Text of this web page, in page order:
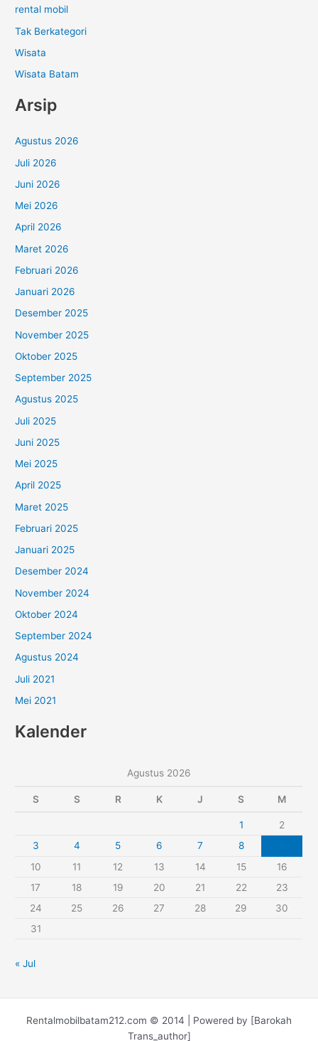
rental mobil
Tak Berkategori
Wisata
Wisata Batam
Arsip
Agustus 2026
Juli 2026
Juni 2026
Mei 2026
April 2026
Maret 2026
Februari 2026
Januari 2026
Desember 2025
November 2025
Oktober 2025
September 2025
Agustus 2025
Juli 2025
Juni 2025
Mei 2025
April 2025
Maret 2025
Februari 2025
Januari 2025
Desember 2024
November 2024
Oktober 2024
September 2024
Agustus 2024
Juli 2021
Mei 2021
Kalender
Agustus 2026
S S R K J S M
1
2
3
4 5 6 7 8
10
11 12 13 14 15
16
17
18 19 20 21 22
23
24
25 26 27 28 29
30
31
« Jul
Rentalmobilbatam212.com © 2014 | Powered by [Barokah
Trans_author]